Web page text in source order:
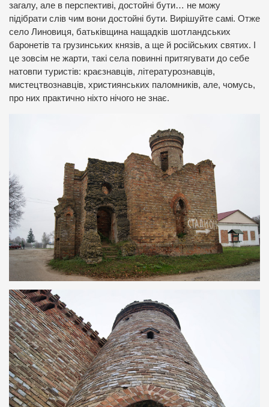
загалу, але в перспективі, достойні бути… не можу
підібрати слів чим вони достойні бути. Вирішуйте самі. Отже
село Линовиця, батьківщина нащадків шотландських
баронетів та грузинських князів, а ще й російських святих. І
це зовсім не жарти, такі села повинні притягувати до себе
натовпи туристів: краєзнавців, літературознавців,
мистецтвознавців, християнських паломників, але, чомусь,
про них практично ніхто нічого не знає.